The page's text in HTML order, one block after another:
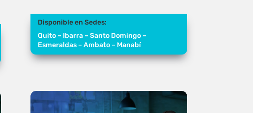
Disponible en Sedes:
Quito – Ibarra – Santo Domingo –
Esmeraldas – Ambato – Manabí